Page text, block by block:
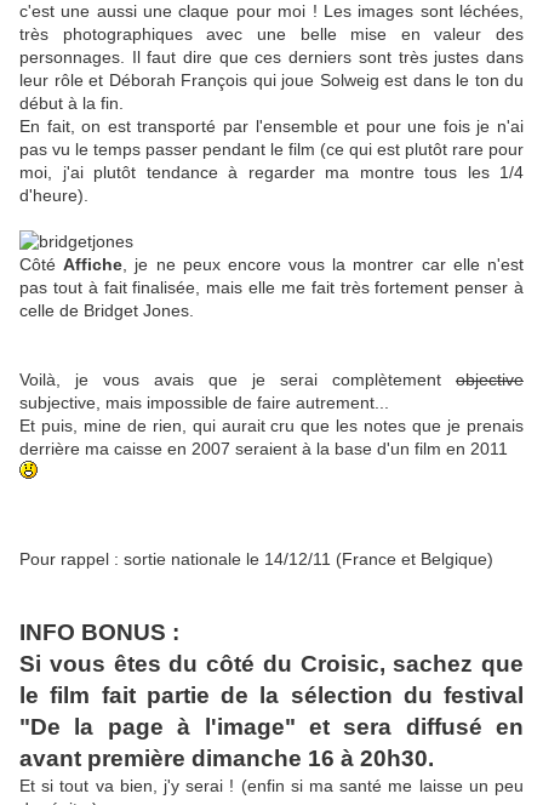
c'est une aussi une claque pour moi ! Les images sont léchées,
très photographiques avec une belle mise en valeur des
personnages. Il faut dire que ces derniers sont très justes dans
leur rôle et Déborah François qui joue Solweig est dans le ton du
début à la fin.
En fait, on est transporté par l'ensemble et pour une fois je n'ai
pas vu le temps passer pendant le film (ce qui est plutôt rare pour
moi, j'ai plutôt tendance à regarder ma montre tous les 1/4
d'heure).
CôtéAffiche , je ne peux encore vous la montrer car elle n'est
pas tout à fait finalisée, mais elle me fait très fortement penser à
celle de Bridget Jones.
Voilà, je vous avais que je serai complètement objective
subjective, mais impossible de faire autrement...
Et puis, mine de rien, qui aurait cru que les notes que je prenais
derrière ma caisse en 2007 seraient à la base d'un film en 2011
Pour rappel : sortie nationale le 14/12/11 (France et Belgique)
INFO BONUS :
Si vous êtes du côté du Croisic, sachez que
le film fait partie de la sélection du festival
"De la page à l'image" et sera diffusé en
avant première dimanche 16 à 20h30.
Et si tout va bien, j'y serai ! (enfin si ma santé me laisse un peu